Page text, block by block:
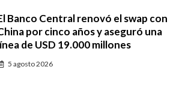
Banco Central renovó el swap con
por cinco años y aseguró una
de USD 19.000 millones
5 agosto 2026